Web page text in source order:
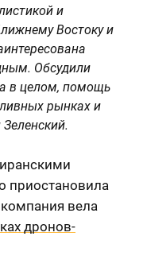
и
Востоку и
Обсудили
в целом, помощь
рынках и
приостановила
вела
дронов-